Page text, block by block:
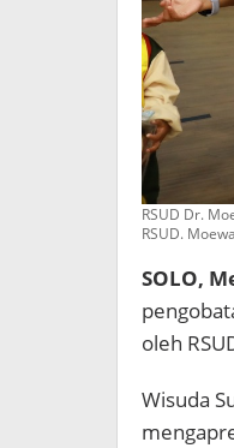
RSUD Dr.
RSUD.
SOLO,
oleh
Wisuda